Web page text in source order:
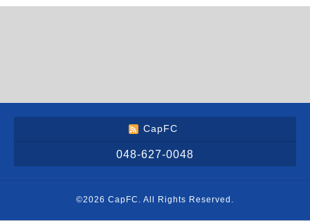
CapFC
048-627-0048
©2026 CapFC . All Rights Reserved.